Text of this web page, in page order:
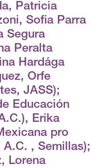
Patricia
Sofia Parra
Segura
Peralta
Hardága
Orfe
JASS);
Educación
Erika
pro
, Semillas);
Lorena